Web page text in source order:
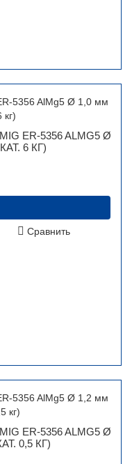
ER-5356 ALMG5 Ø
6 КГ)
Сравнить
ER-5356 ALMG5 Ø
0,5 КГ)